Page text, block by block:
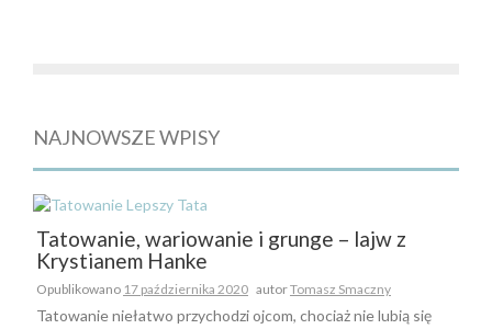
NAJNOWSZE WPISY
Tatowanie, wariowanie i grunge – lajw z
Krystianem Hanke
Opublikowano 17 października 2020 autorTomasz Smaczny
Tatowanie niełatwo przychodzi ojcom, chociaż nie lubią się